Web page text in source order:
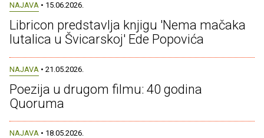
NAJAVA • 15.06.2026.
Libricon predstavlja knjigu 'Nema mačaka
lutalica u Švicarskoj' Ede Popovića
NAJAVA • 21.05.2026.
Poezija u drugom filmu: 40 godina
Quoruma
NAJAVA • 18.05.2026.